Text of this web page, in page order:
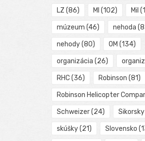
LZ (86) MI (102) Mil
múzeum (46) nehoda
nehody(80) OM (134)
organizácia (26)
RHC(36) Robinson (81)
Robinson Helicopter
Schweizer(24) Sikorsky
skúšky(21) Slovensko